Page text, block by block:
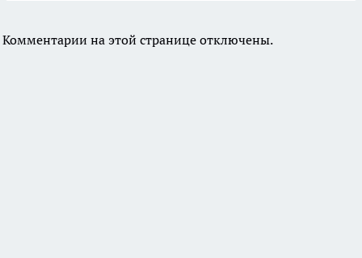
Комментарии на этой странице отключены.